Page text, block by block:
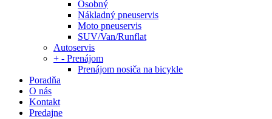
Osobný
Nákladný pneuservis
Moto pneuservis
SUV/Van/Runflat
Autoservis
+ - Prenájom
Prenájom nosiča na bicykle
Poradňa
O nás
Kontakt
Predajne